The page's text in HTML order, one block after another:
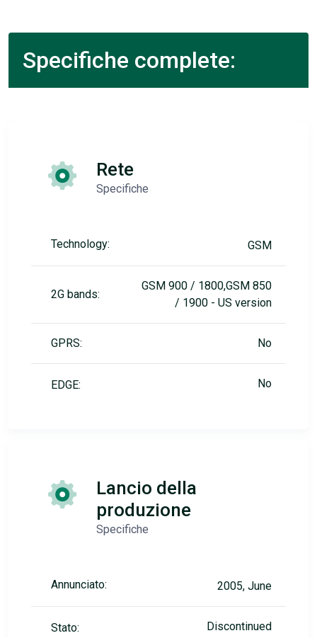
Specifiche complete:
Rete
Specifiche
Technology: GSM
2G bands:
GSM 900 / 1800,GSM 850
/ 1900 - US version
GPRS: No
EDGE: No
Lancio della
produzione
Specifiche
Annunciato: 2005, June
Stato: Discontinued